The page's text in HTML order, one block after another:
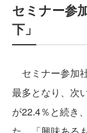
セミナー参
下」
セミナー参加
最多となり、次
が22.4％と続き